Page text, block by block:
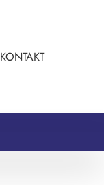
KONTAKT